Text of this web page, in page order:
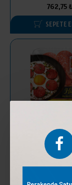
762,75 ₺
SEPETE
BEŞLER PİLİÇ
220 GR
77,75 ₺